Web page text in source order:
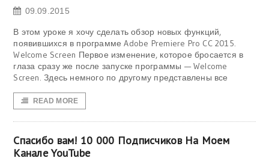
09.09.2015
В этом уроке я хочу сделать обзор новых функций,
появившихся в программе Adobe Premiere Pro CC 2015.
Welcome Screen Первое изменение, которое бросается в
глаза сразу же после запуске программы — Welcome
Screen. Здесь немного по другому представлены все
READ MORE
Спасибо вам! 10 000 Подписчиков На Моем
Канале YouTube